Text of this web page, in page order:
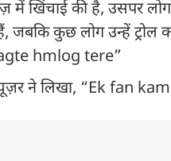
में खिंचाई की है, उसपर
जबकि कुछ लोग उन्हें
hmlog tere”
ने लिखा, “Ek fan